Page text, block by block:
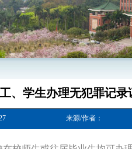
、学生办理无犯罪记录
来源/作者：